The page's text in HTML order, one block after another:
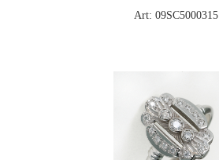
Art: 09SC5000315